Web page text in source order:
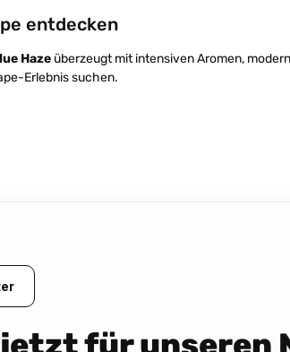
entdecken
Haze überzeugt mit intensiven Aromen,
Erlebnis suchen.